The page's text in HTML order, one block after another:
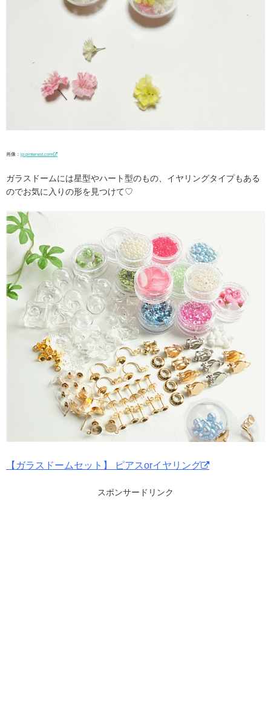
画像： jp.pinterest.com
ガラスドームには星型やハート型のもの、イヤリングタイプもある
のでお気に入りの形を見つけて♡
【ガラスドームセット】 ピアスorイヤリング
スポンサードリンク